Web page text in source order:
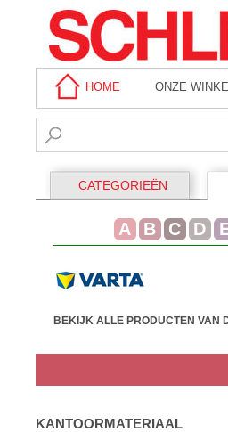
HOME ONZE
CATEGORIEËN
A B C D
BEKIJK ALLE PRODUCTEN VAN
KANTOORMATERIAAL